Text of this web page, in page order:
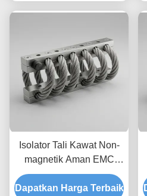
Isolator Tali Kawat Non-
magnetik Aman EMC
JGX-2228D-665B
Dudukan Disipasi Kejut
Dapatkan Harga Terbaik